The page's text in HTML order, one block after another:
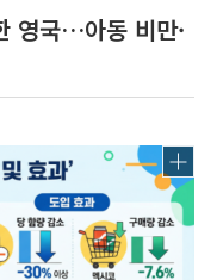
영국…아동 비만·